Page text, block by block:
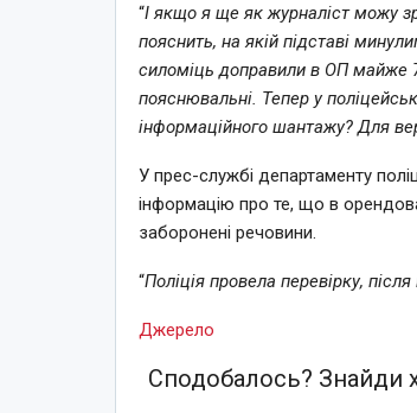
“І якщо я ще як журналіст можу
пояснить, на якій підставі
силоміць доправили в ОП майже
пояснювальні. Тепер у
інформаційного шантажу? Для
У прес-службі департаменту
інформацію про те, що в
заборонені речовини.
“Поліція провела перевірку,
Джерело
Сподобалось? Знайди